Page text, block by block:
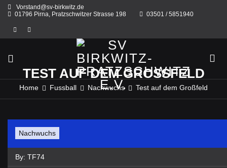
Skip
Vorstand@sv-birkwitz.de
01796 Pirna, Pratzschwitzer Strasse 198
03501 / 5851940
TEST AUF DEM GROSSFELD
Home Fussball Nachwuchs Test auf dem Großfeld
Nachwuchs
By: TF74